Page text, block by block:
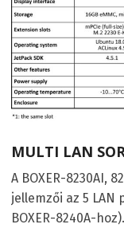
MULTI LAN
A BOXER-8230AI,
jellemzői az 5 LAN
BOXER-8240A-hoz).